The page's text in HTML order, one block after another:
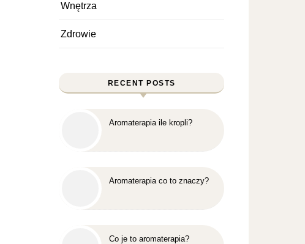
Wnętrza
Zdrowie
RECENT POSTS
Aromaterapia ile kropli?
Aromaterapia co to znaczy?
Co je to aromaterapia?